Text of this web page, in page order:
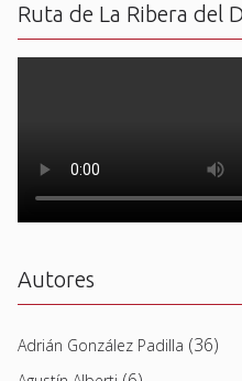
Ruta de La Ribera del
Autores
Adrián González Padilla (36)